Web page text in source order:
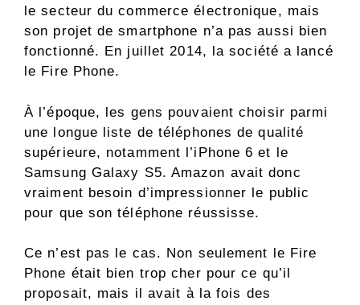
le secteur du commerce électronique, mais
son projet de smartphone n’a pas aussi bien
fonctionné. En juillet 2014, la société a lancé
le Fire Phone.
À l’époque, les gens pouvaient choisir parmi
une longue liste de téléphones de qualité
supérieure, notamment l’iPhone 6 et le
Samsung Galaxy S5. Amazon avait donc
vraiment besoin d’impressionner le public
pour que son téléphone réussisse.
Ce n’est pas le cas. Non seulement le Fire
Phone était bien trop cher pour ce qu’il
proposait, mais il avait à la fois des